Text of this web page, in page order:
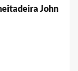
John